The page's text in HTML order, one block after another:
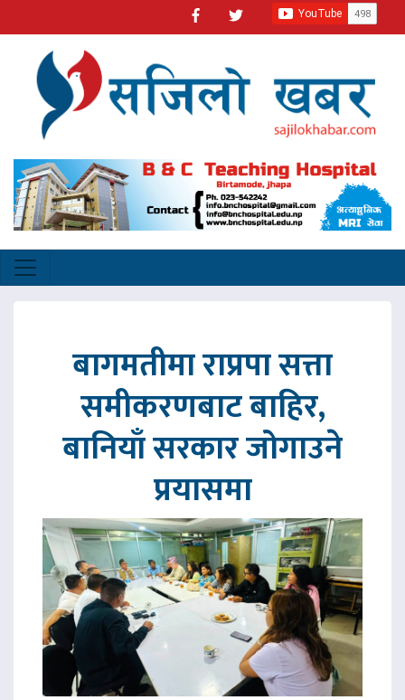
बागमतीमा राप्रपा सत्ता
समीकरणबाट बाहिर,
बानियाँ सरकार जोगाउने
प्रयासमा